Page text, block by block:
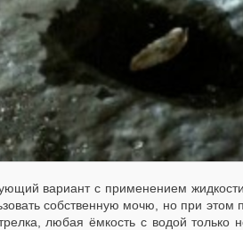
вариант с применением
собственную мочю, но при этом
любая ёмкость с водой